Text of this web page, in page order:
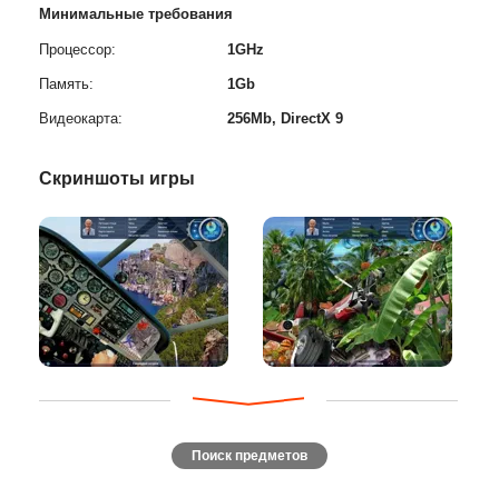
Минимальные требования
Процессор: 1GHz
Память: 1Gb
Видеокарта: 256Mb, DirectX 9
Скриншоты игры
Поиск предметов